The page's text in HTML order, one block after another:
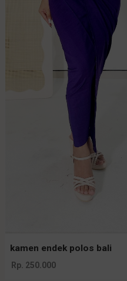
kamen endek polos bali
Rp. 250.000